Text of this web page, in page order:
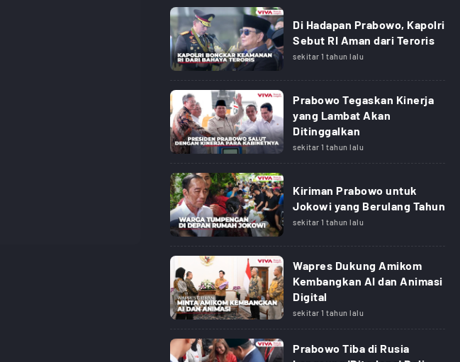
Di Hadapan Prabowo, Kapolri
Sebut RI Aman dari Teroris
sekitar 1 tahun lalu
Prabowo Tegaskan Kinerja
yang Lambat Akan
Ditinggalkan
sekitar 1 tahun lalu
Kiriman Prabowo untuk
Jokowi yang Berulang Tahun
sekitar 1 tahun lalu
Wapres Dukung Amikom
Kembangkan AI dan Animasi
Digital
sekitar 1 tahun lalu
Prabowo Tiba di Rusia